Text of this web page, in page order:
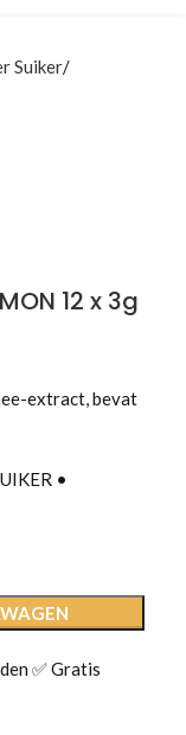
Suiker
12 x 3g
extract, bevat
•
✅ Gratis